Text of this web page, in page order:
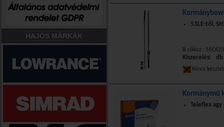
HAJÓS MÁRKÁK
53LE-től,
B.cikksz.:
Kiszerelés: db
Nincs
Kormánymű
Teleflex